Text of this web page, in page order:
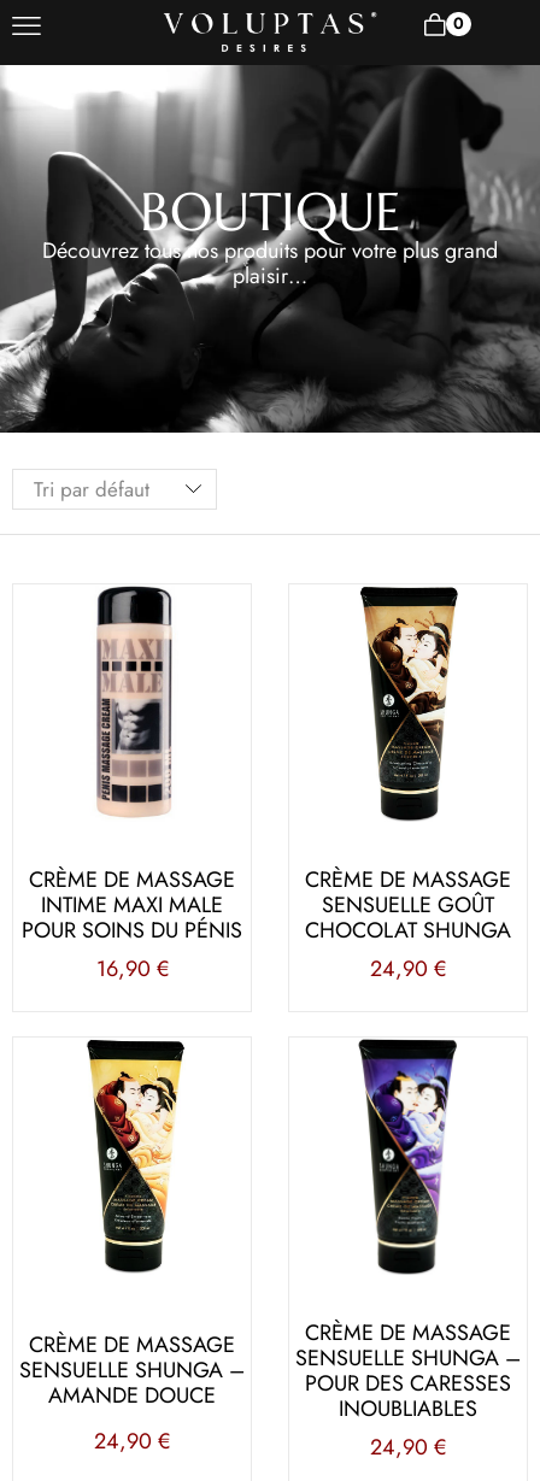
0
BOUTIQUE
Découvrez tous nos produits pour votre plus grand
plaisir…
CRÈME DE MASSAGE
INTIME MAXI MALE
POUR SOINS DU PÉNIS
16,90 €
CRÈME DE MASSAGE
SENSUELLE GOÛT
CHOCOLAT SHUNGA
24,90 €
CRÈME DE MASSAGE
SENSUELLE SHUNGA –
AMANDE DOUCE
24,90 €
CRÈME DE MASSAGE
SENSUELLE SHUNGA –
POUR DES CARESSES
INOUBLIABLES
24,90 €